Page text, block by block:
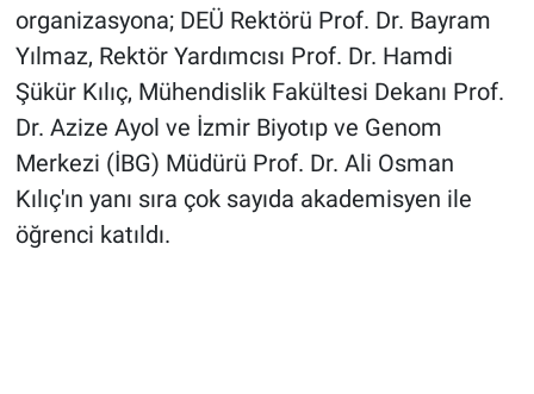
organizasyona; DEÜ Rektörü Prof. Dr. Bayram
Yılmaz, Rektör Yardımcısı Prof. Dr. Hamdi
Şükür Kılıç, Mühendislik Fakültesi Dekanı Prof.
Dr. Azize Ayol ve İzmir Biyotıp ve Genom
Merkezi (İBG) Müdürü Prof. Dr. Ali Osman
Kılıç'ın yanı sıra çok sayıda akademisyen ile
öğrenci katıldı.